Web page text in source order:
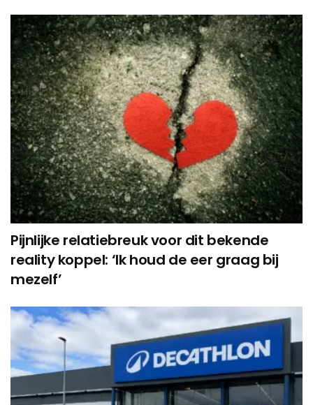
Pijnlijke relatiebreuk voor dit bekende
reality koppel: ‘Ik houd de eer graag bij
mezelf’